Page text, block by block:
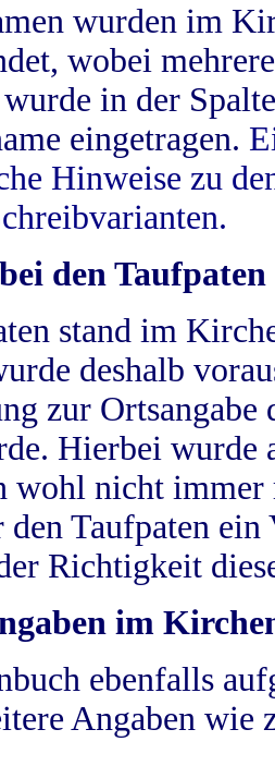
wurden im
wobei
in der
eingetragen.
Hinweise zu
den Taufpaten
stand im
deshalb
zur
Hierbei wurde
wohl nicht
den Taufpaten
Richtigkeit
im
ebenfalls
Angaben wie